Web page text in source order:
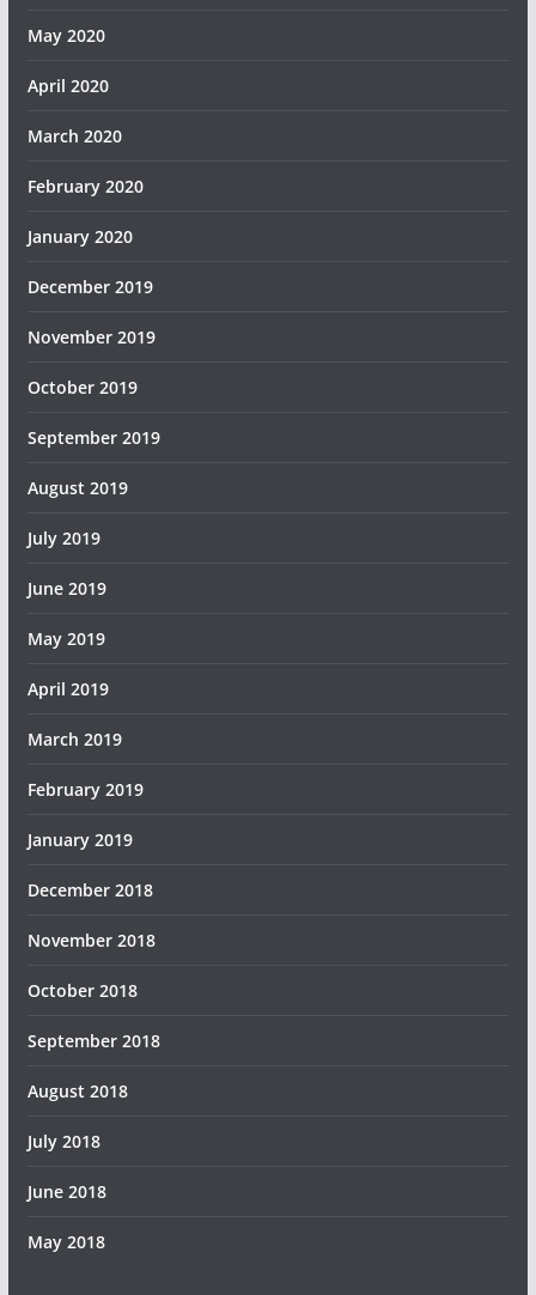
May 2020
April 2020
March 2020
February 2020
January 2020
December 2019
November 2019
October 2019
September 2019
August 2019
July 2019
June 2019
May 2019
April 2019
March 2019
February 2019
January 2019
December 2018
November 2018
October 2018
September 2018
August 2018
July 2018
June 2018
May 2018